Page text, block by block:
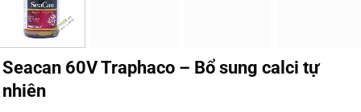
Seacan 60V Traphaco – Bổ sung calci tự
nhiên